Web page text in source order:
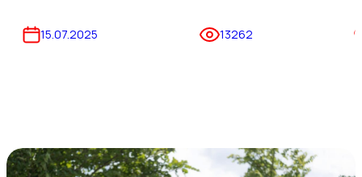
актуален в тёплое время года, когда хочется больше
свободы и меньше привязки к маршруткам и
15.07.2025 13262